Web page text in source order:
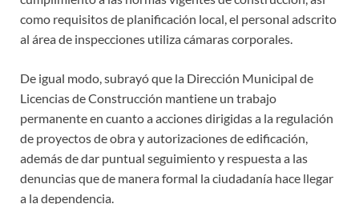
como requisitos de planificación local, el personal adscrito
al área de inspecciones utiliza cámaras corporales.
De igual modo, subrayó que la Dirección Municipal de
Licencias de Construcción mantiene un trabajo
permanente en cuanto a acciones dirigidas a la regulación
de proyectos de obra y autorizaciones de edificación,
además de dar puntual seguimiento y respuesta a las
denuncias que de manera formal la ciudadanía hace llegar
a la dependencia.